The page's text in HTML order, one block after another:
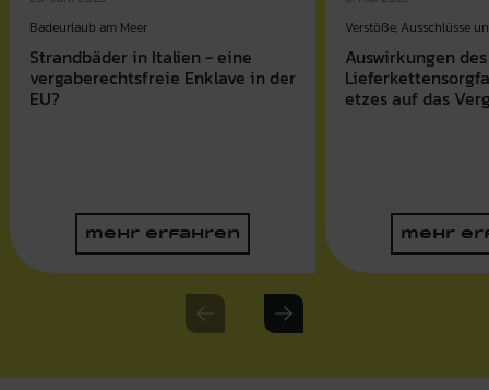
Badeurlaub am Meer
Strandbäder in Italien - eine
vergaberechtsfreie Enklave in der
EU?
mehr erfahren
Verstöße, Ausschlüsse
Auswirkungen des
etzes auf das
mehr
Previous slide
Next slide